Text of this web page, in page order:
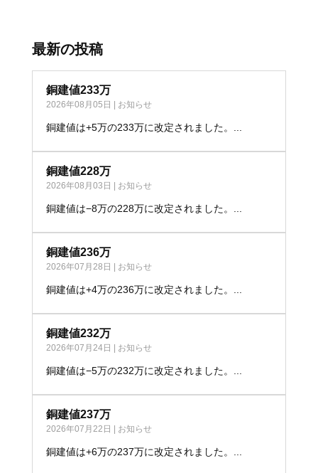
最新の投稿
銅建値233万
2026年08月05日 | お知らせ
銅建値は+5万の233万に改定されました。...
銅建値228万
2026年08月03日 | お知らせ
銅建値は−8万の228万に改定されました。...
銅建値236万
2026年07月28日 | お知らせ
銅建値は+4万の236万に改定されました。...
銅建値232万
2026年07月24日 | お知らせ
銅建値は−5万の232万に改定されました。...
銅建値237万
2026年07月22日 | お知らせ
銅建値は+6万の237万に改定されました。...